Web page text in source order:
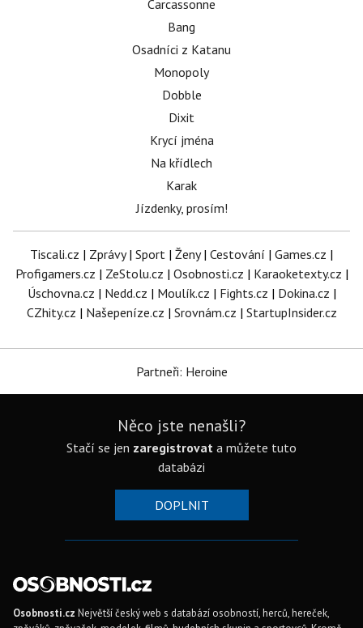
Carcassonne
Bang
Osadníci z Katanu
Monopoly
Dobble
Dixit
Krycí jména
Na křídlech
Karak
Jízdenky, prosím!
Tiscali.cz | Zprávy| Sport | Ženy| Cestování | Games.cz |
Profigamers.cz | ZeStolu.cz | Osobnosti.cz | Karaoketexty.cz |
Úschovna.cz | Nedd.cz | Moulík.cz | Fights.cz | Dokina.cz |
CZhity.cz | Našepeníze.cz | Srovnám.cz | StartupInsider.cz
Partneři: Heroine
Něco jste nenašli?
Stačí se jen zaregistrovat a můžete tuto
databázi
DOPLNIT
Osobnosti.cz Největší český web s databází osobností, herců, hereček,